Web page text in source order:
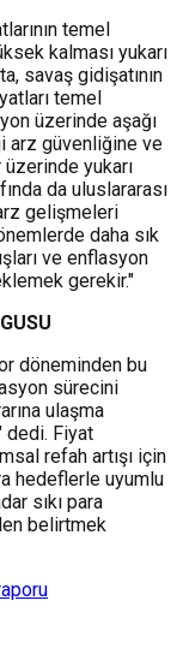
temel
kalması yukarı
savaş gidişatının
temel
üzerinde aşağı
arz güvenliğine ve
yukarı
da uluslararası
gelişmeleri
daha sık
ve enflasyon
gerekir."
döneminden bu
sürecini
ulaşma
dedi. Fiyat
refah artışı için
hedeflerle uyumlu
sıkı para
belirtmek